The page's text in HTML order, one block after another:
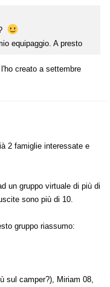
equipaggio. A presto
creato a settembre
2 famiglie interessate e
un gruppo virtuale di più di
sono più di 10.
gruppo riassumo:
sul camper?), Miriam 08,